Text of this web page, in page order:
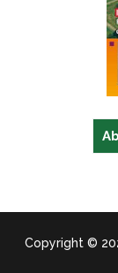
Copyright ©